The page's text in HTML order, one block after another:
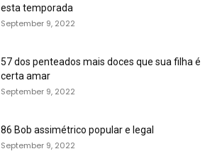
esta temporada
September 9, 2022
57 dos penteados mais doces que sua filha é
certa amar
September 9, 2022
86 Bob assimétrico popular e legal
September 9, 2022